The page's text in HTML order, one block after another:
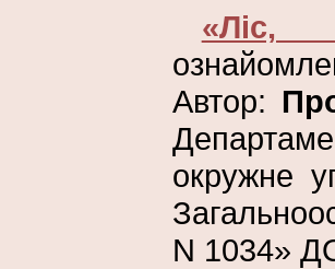
«Ліс,
Автор:
окружне
N 1034»